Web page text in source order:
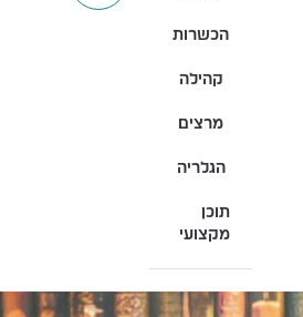
הכשרות
קהילה
מרצים
הגלריה
תוכן
מקצועי